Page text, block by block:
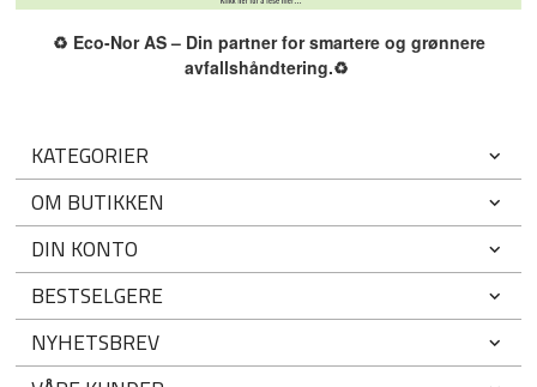
♻️ Eco-Nor AS – Din partner for smartere og grønnere
avfallshåndtering.♻️
KATEGORIER
OM BUTIKKEN
DIN KONTO
BESTSELGERE
NYHETSBREV